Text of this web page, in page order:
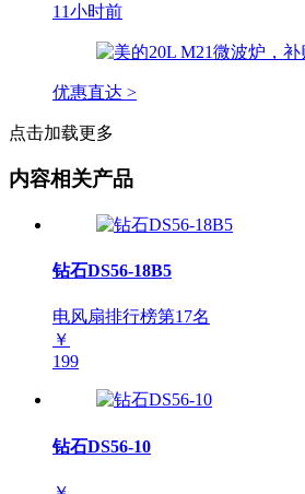
11小时前
优惠直达 >
点击加载更多
内容相关产品
钻石DS56-18B5
电风扇排行榜第17名
￥
199
钻石DS56-10